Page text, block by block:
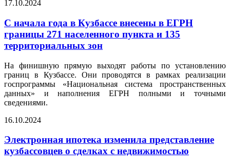
17.10.2024
С начала года в Кузбассе внесены в ЕГРН
границы 271 населенного пункта и 135
территориальных зон
На финишную прямую выходят работы по установлению
границ в Кузбассе. Они проводятся в рамках реализации
госпрограммы «Национальная система пространственных
данных» и наполнения ЕГРН полными и точными
сведениями.
16.10.2024
Электронная ипотека изменила представление
кузбассовцев о сделках с недвижимостью